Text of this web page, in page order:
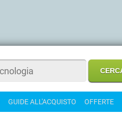
GUIDE ALL'ACQUISTO OFFERTE